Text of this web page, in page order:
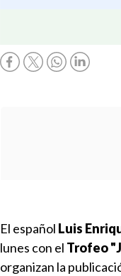
El español Luis
lunes con el Trofeo
organizan la